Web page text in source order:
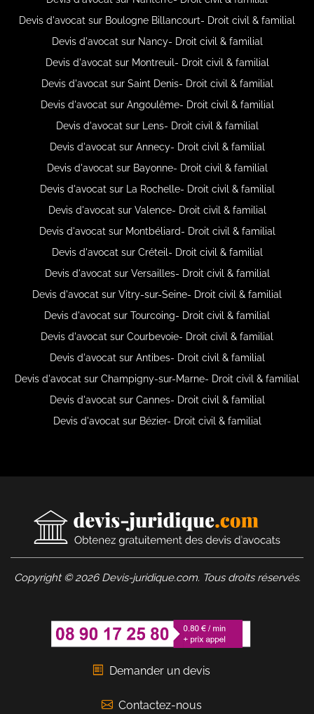
Devis d'avocat sur Boulogne Billancourt- Droit civil & familial
Devis d'avocat sur Nancy- Droit civil & familial
Devis d'avocat sur Montreuil- Droit civil & familial
Devis d'avocat sur Saint Denis- Droit civil & familial
Devis d'avocat sur Angoulême- Droit civil & familial
Devis d'avocat sur Lens- Droit civil & familial
Devis d'avocat sur Annecy- Droit civil & familial
Devis d'avocat sur Bayonne- Droit civil & familial
Devis d'avocat sur La Rochelle- Droit civil & familial
Devis d'avocat sur Valence- Droit civil & familial
Devis d'avocat sur Montbéliard- Droit civil & familial
Devis d'avocat sur Créteil- Droit civil & familial
Devis d'avocat sur Versailles- Droit civil & familial
Devis d'avocat sur Vitry-sur-Seine- Droit civil & familial
Devis d'avocat sur Tourcoing- Droit civil & familial
Devis d'avocat sur Courbevoie- Droit civil & familial
Devis d'avocat sur Antibes- Droit civil & familial
Devis d'avocat sur Champigny-sur-Marne- Droit civil & familial
Devis d'avocat sur Cannes- Droit civil & familial
Devis d'avocat sur Bézier- Droit civil & familial
Copyright © 2026 Devis-juridique.com. Tous droits réservés.
Demander un devis
Contactez-nous